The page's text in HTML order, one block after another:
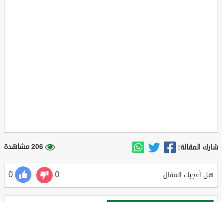
شارك المقالة: 206 مشاهدة
هل أعجبك المقال 0
0